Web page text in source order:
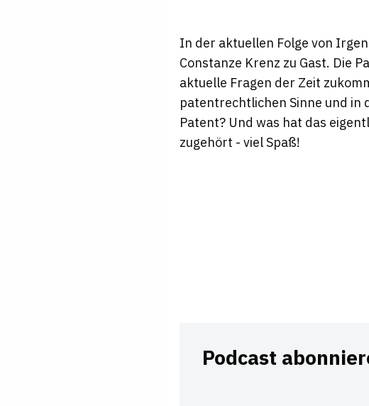
In der aktuellen Folge von
Constanze Krenz zu Gast. Die
aktuelle Fragen der Zeit
patentrechtlichen Sinne und in
Patent? Und was hat das
zugehört - viel Spaß!
Podcast